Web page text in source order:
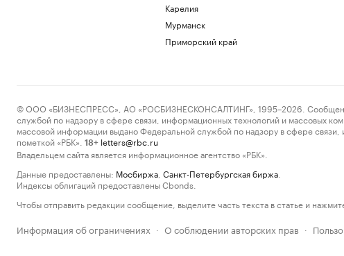
Карелия
Мурманск
Приморский край
© ООО «БИЗНЕСПРЕСС», АО «РОСБИЗНЕСКОНСАЛТИНГ», 1995–2026. Сообщения
службой по надзору в сфере связи, информационных технологий и массовых
массовой информации выдано Федеральной службой по надзору в сфере
пометкой «РБК».
18+ letters@rbc.ru
Владельцем сайта является информационное агентство «РБК».
Данные предоставлены: Мосбиржа Санкт-Петербургская биржа
Индексы облигаций предоставлены Cbonds.
Чтобы отправить редакции сообщение, выделите часть текста в статье и
Информация об ограничениях · О соблюдении авторских прав ·